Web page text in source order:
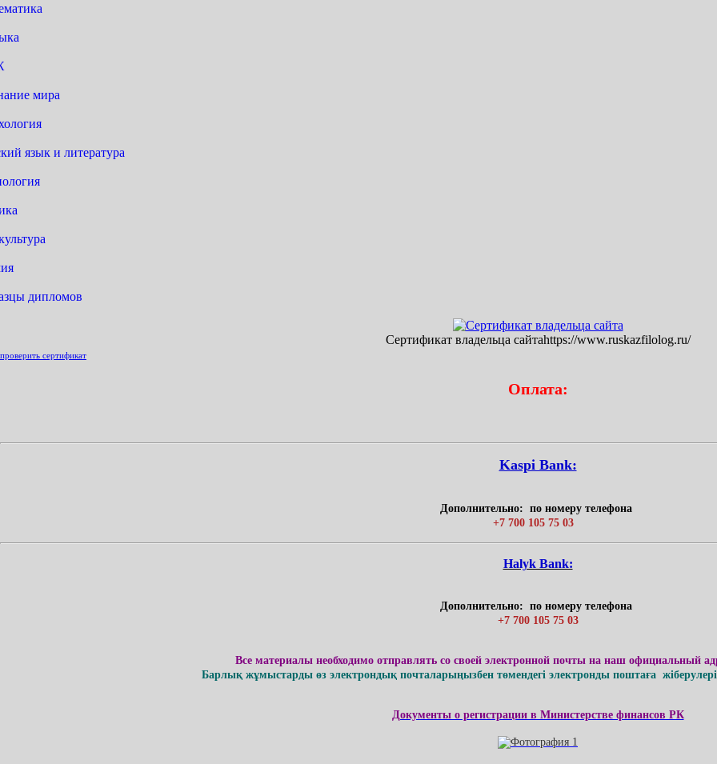
мира
язык и литература
дипломов
Сертификат владельца сайтаhttps://www.ruskazfilolog.ru/
проверить сертификат
Оплата:
Kaspi Bank:
Дополнительно: по номеру телефона
+7 700 105 75 03
Нalyk Bank:
Дополнительно: по номеру телефона
+7 700 105 75 03
Все материалы необходимо отправлять со своей электронной почты на наш официальный
Барлық жұмыстарды өз электрондық почталарыңызбен төмендегі электронды поштаға
Документы о регистрации в Министерстве финансов РК